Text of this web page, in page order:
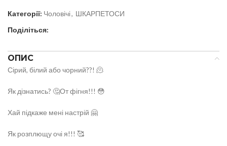
Категорії: Чоловічі, ШКАРПЕТОСИ
Поділіться:
ОПИС
Сірий, білий або чорний??! 🫠
Як дізнатись? 🤔От фігня!!! 😳
Хай підкаже мені настрій 🤗
Як розплющу очі я!!! 🥰